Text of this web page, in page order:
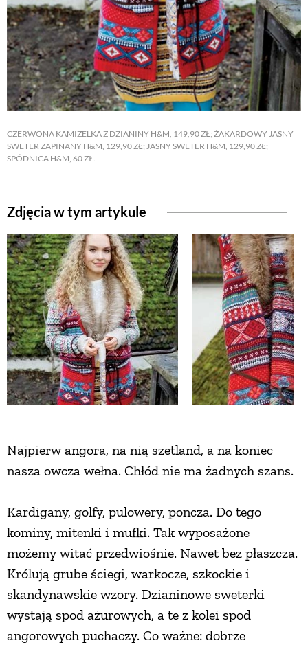
CZERWONA KAMIZELKA Z DZIANINY H&M, 149,90 ZŁ; ŻAKARDOWY JASNY
SWETER ZAPINANY H&M, 129,90 ZŁ; JASNY SWETER H&M, 129,90 ZŁ;
SPÓDNICA H&M, 60 ZŁ.
Zdjęcia w tym artykule
Najpierw angora, na nią szetland, a na koniec
nasza owcza wełna. Chłód nie ma żadnych szans.
Kardigany, golfy, pulowery, poncza. Do tego
kominy, mitenki i mufki. Tak wyposażone
możemy witać przedwiośnie. Nawet bez płaszcza.
Królują grube ściegi, warkocze, szkockie i
skandynawskie wzory. Dzianinowe sweterki
wystają spod ażurowych, a te z kolei spod
angorowych puchaczy. Co ważne: dobrze